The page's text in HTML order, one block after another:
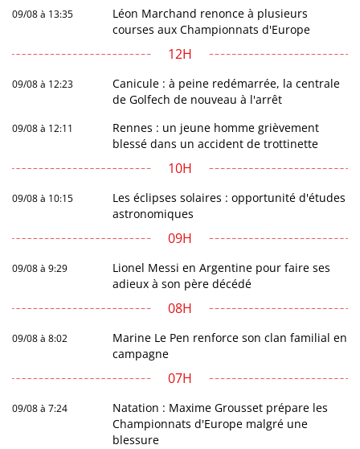
09/08 à 13:35
Léon Marchand renonce à plusieurs
courses aux Championnats d'Europe
12H
09/08 à 12:23
Canicule : à peine redémarrée, la centrale
de Golfech de nouveau à l'arrêt
09/08 à 12:11
Rennes : un jeune homme grièvement
blessé dans un accident de trottinette
10H
09/08 à 10:15
Les éclipses solaires : opportunité d'études
astronomiques
09H
09/08 à 9:29
Lionel Messi en Argentine pour faire ses
adieux à son père décédé
08H
09/08 à 8:02
Marine Le Pen renforce son clan familial en
campagne
07H
09/08 à 7:24
Natation : Maxime Grousset prépare les
Championnats d'Europe malgré une
blessure